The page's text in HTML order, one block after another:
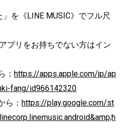
を《LINE MUSIC》でフル尺
プリをお持ちでない方はイン
： https://apps.apple.com/jp/ap
fang/id966142320
ら： https://play.google.com/st